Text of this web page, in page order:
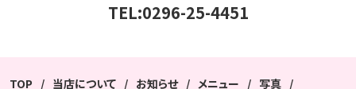
TEL:0296-25-4451
TOP 当店について お知らせ メニュー 写真